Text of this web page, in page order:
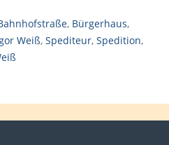
, Bürgerhaus,
Weiß, Spediteur, Spedition,